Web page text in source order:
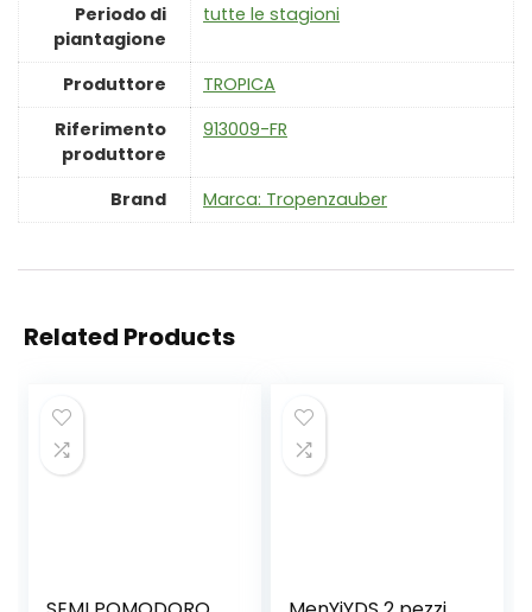
Periodo di
piantagione
‎tutte le stagioni
Produttore
‎TROPICA
Riferimento
produttore
‎913009-FR
Brand Marca: Tropenzauber
Related Products